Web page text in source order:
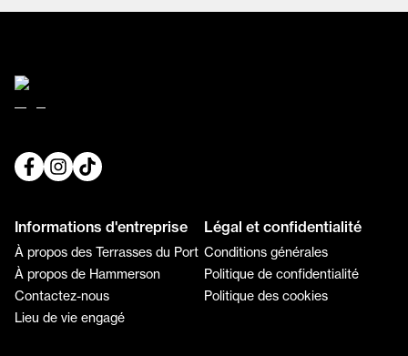
Informations d'entreprise
À propos des Terrasses du Port
À propos de Hammerson
Contactez-nous
Lieu de vie engagé
Légal et confidentialité
Conditions générales
Politique de confidentialité
Politique des cookies